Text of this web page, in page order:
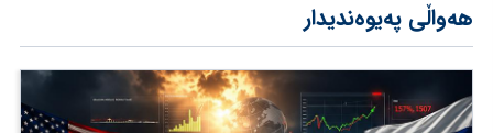
هەواڵی پەیوەندیدار